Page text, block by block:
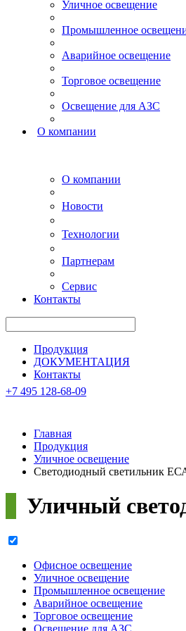
Уличное освещение
Промышленное
Аварийное освещение
Торговое освещение
Освещение для АЗС
О компании
О компании
Новости
Технологии
Партнерам
Сервис
Контакты
Продукция
ДОКУМЕНТАЦИЯ
Контакты
+7 495 128-68-09
Главная
Продукция
Уличное освещение
Светодиодный светильник
Уличный
Офисное освещение
Уличное освещение
Промышленное освещение
Аварийное освещение
Торговое освещение